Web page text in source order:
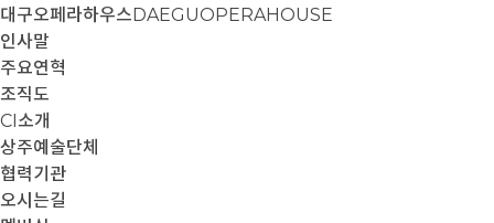
대구오페라하우스DAEGUOPERAHOUSE
인사말
주요연혁
조직도
CI소개
상주예술단체
협력기관
오시는길